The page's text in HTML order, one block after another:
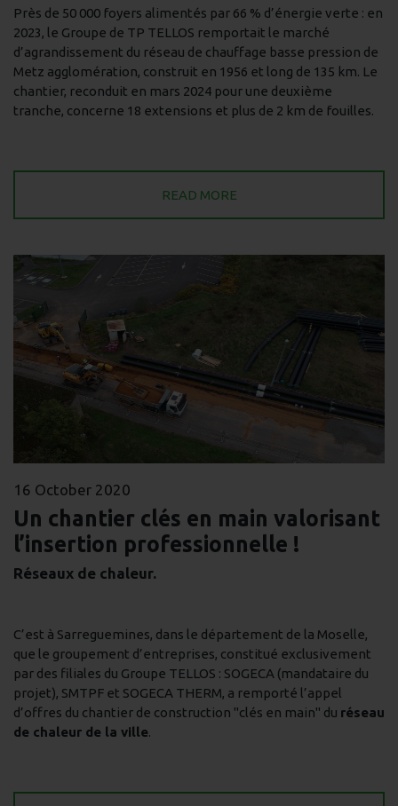
Près de 50 000 foyers alimentés par 66 % d’énergie verte : en
2023, le Groupe de TP TELLOS remportait le marché
d’agrandissement du réseau de chauffage basse pression de
Metz agglomération, construit en 1956 et long de 135 km. Le
chantier, reconduit en mars 2024 pour une deuxième
tranche, concerne 18 extensions et plus de 2 km de fouilles.
READ MORE
16 October 2020
Un chantier clés en main valorisant
l’insertion professionnelle !
Réseaux de chaleur.
C’est à Sarreguemines, dans le département de la Moselle,
que le groupement d’entreprises, constitué exclusivement
par des filiales du Groupe TELLOS : SOGECA (mandataire du
projet), SMTPF et SOGECA THERM, a remporté l’appel
d’offres du chantier de construction "clés en main" du réseau
de chaleur de la ville.